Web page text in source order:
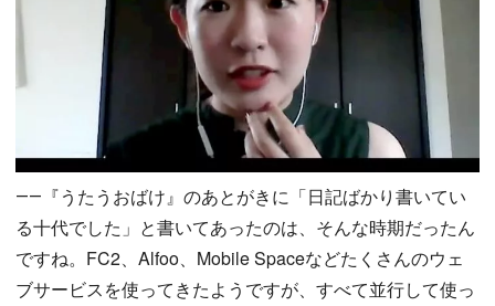
――『うたうおばけ』のあとがきに「日記ばかり書いてい
る十代でした」と書いてあったのは、そんな時期だったん
ですね。FC2、Alfoo、Mobile Spaceなどたくさんのウェ
ブサービスを使ってきたようですが、すべて並行して使っ